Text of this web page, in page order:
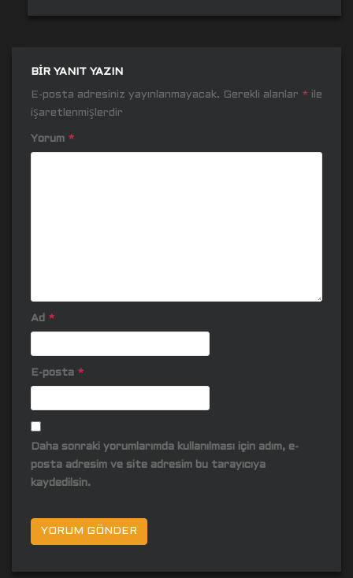
BIR YANIT YAZIN
E-posta adresiniz yayınlanmayacak. Gerekli alanlar * ile
işaretlenmişlerdir
Yorum *
Ad *
E-posta *
Daha sonraki yorumlarımda kullanılması için adım, e-
posta adresim ve site adresim bu tarayıcıya
kaydedilsin.